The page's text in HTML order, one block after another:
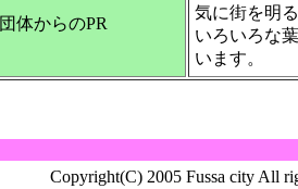
団体からのPR
気に街を明
いろいろな
います。
Copyright(C) 2005 Fussa city All